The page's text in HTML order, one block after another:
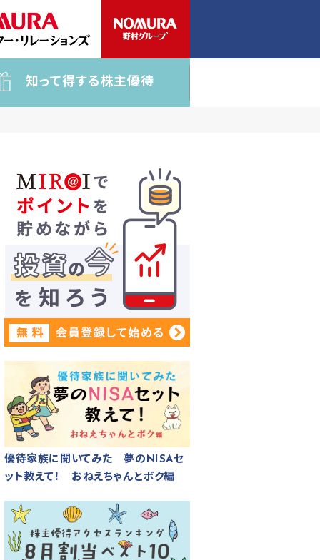
知って得する株主優待
優待家族に聞いてみた 夢のNISAセ
ット教えて！ おねえちゃんとボク編